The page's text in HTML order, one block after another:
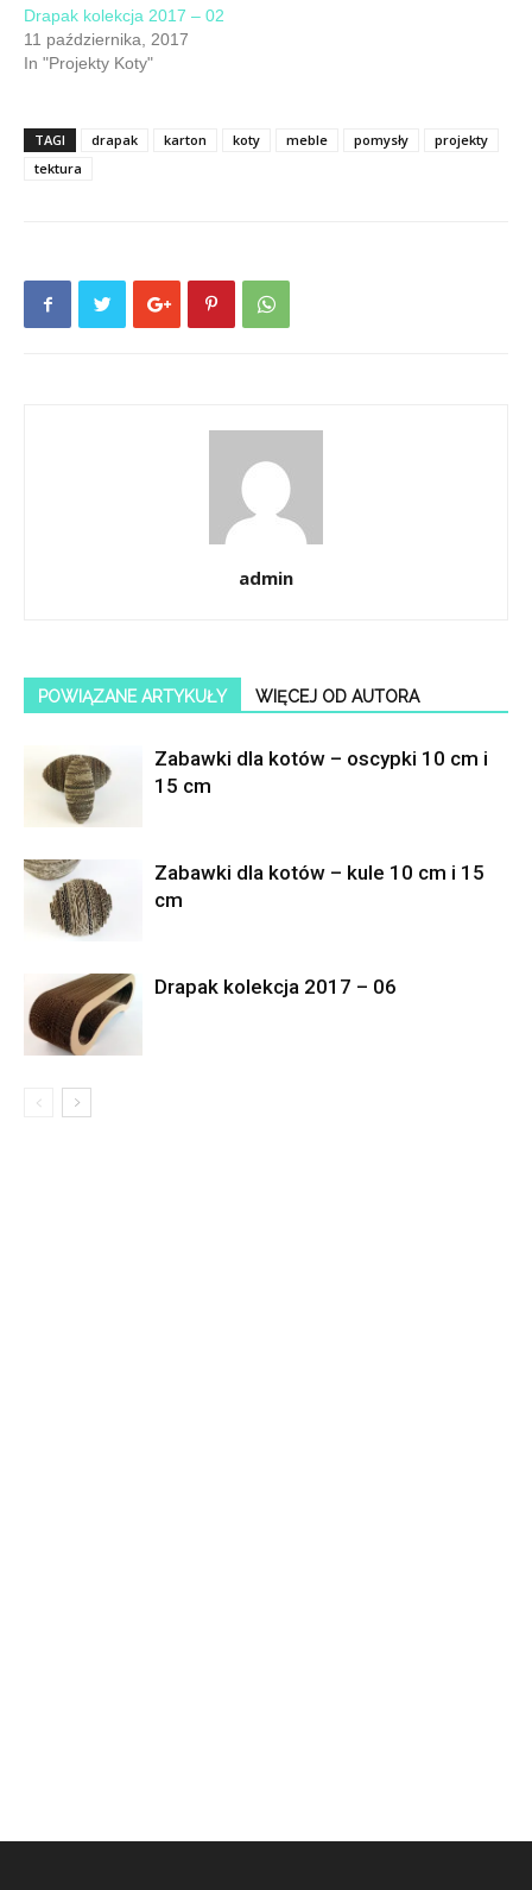
Drapak kolekcja 2017 – 02
11 października, 2017
In "Projekty Koty"
TAGI drapak karton koty meble pomysły
projekty
tektura
admin
POWIĄZANE ARTYKUŁY WIĘCEJ OD AUTORA
Zabawki dla kotów – oscypki 10 cm i
15 cm
Zabawki dla kotów – kule 10 cm i 15
cm
Drapak kolekcja 2017 – 06